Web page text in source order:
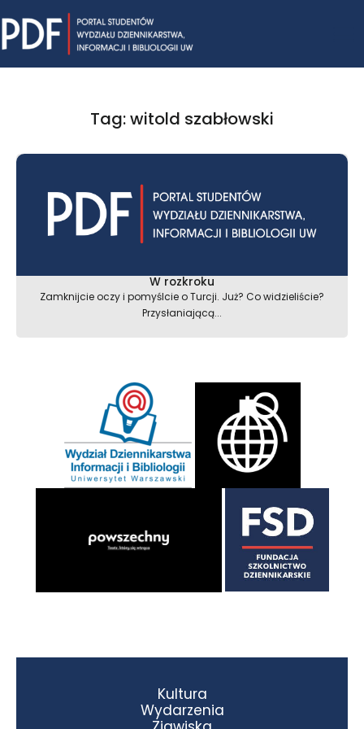
to
content
Tag: witold szabłowski
W rozkroku
Zamknijcie oczy i pomyślcie o Turcji. Już? Co widzieliście?
Przysłaniającą...
Kultura
Wydarzenia